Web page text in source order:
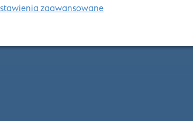
zaawansowane